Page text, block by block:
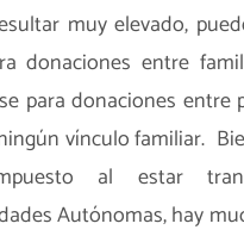
muy elevado,
donaciones entre
para donaciones entre
vínculo familiar.
al estar
Autónomas, hay